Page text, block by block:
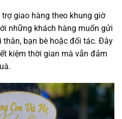
giao hàng theo khung giờ
những khách hàng muốn gửi
bạn bè hoặc đối tác. Đây
kiệm thời gian mà vẫn đảm